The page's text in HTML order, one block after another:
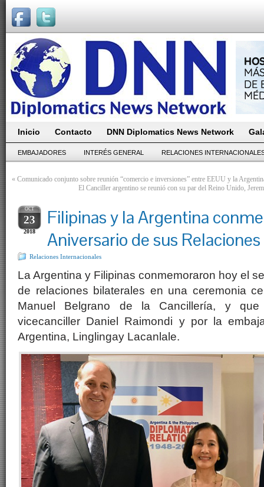
Inicio Contacto DNN Diplomatics News Network
EMBAJADORES INTERÉS GENERAL RELACIONES
« Comunicado conjunto sobre reunión “comercio e inversiones” entre EEUU y la
El Canciller argentino se reunió con su par del Reino Unido,
OCT
23
2018
Filipinas y la Argentina
Aniversario de sus
Relaciones Internacionales
La Argentina y Filipinas conmemoraron hoy el
de relaciones bilaterales en una ceremonia
Manuel Belgrano de la Cancillería, y
vicecanciller Daniel Raimondi y por la
Argentina, Linglingay Lacanlale.